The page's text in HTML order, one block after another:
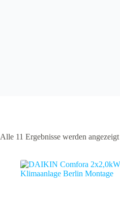
Alle 11 Ergebnisse werden angezeigt